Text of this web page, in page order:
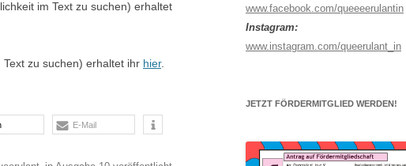
GESCHLECHTSIDENTITÄT)
im Text zu suchen) erhaltet
zu suchen) erhaltet ihr hier.
E-Mail
www.facebook.com/queeeerulantin
Instagram:
www.instagram.com/queerulant_in
JETZT FÖRDERMITGLIED WERDEN!